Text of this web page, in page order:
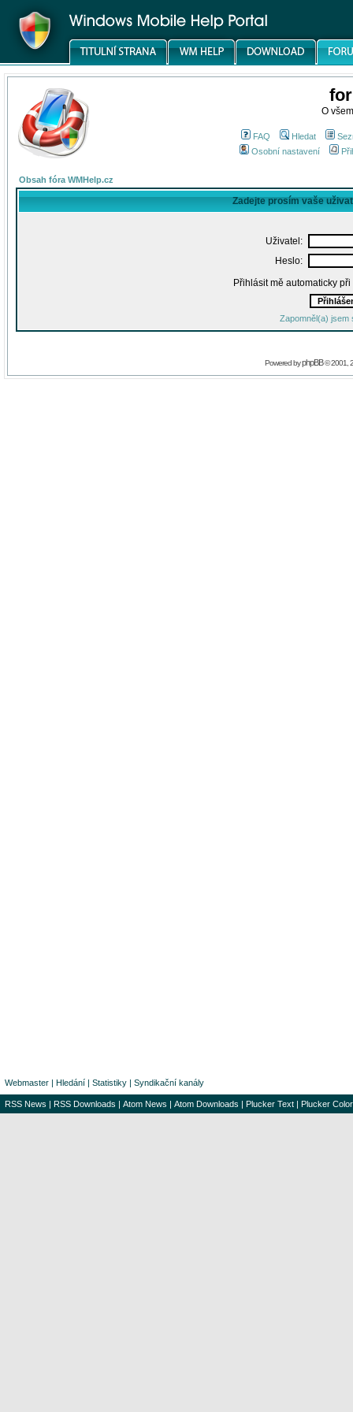
O
FAQ Hledat
Osobní nastavení
Obsah fóra WMHelp.cz
Zadejte prosím vaše
Uživatel:
Heslo:
Přihlásit mě automaticky
Zapomněl(a) jsem
Powered byphpBB© 2001,
Webmaster | Hledání | Statistiky | Syndikační kanály
RSS News | RSS Downloads | Atom News | Atom Downloads | Plucker Text | Plucker Color